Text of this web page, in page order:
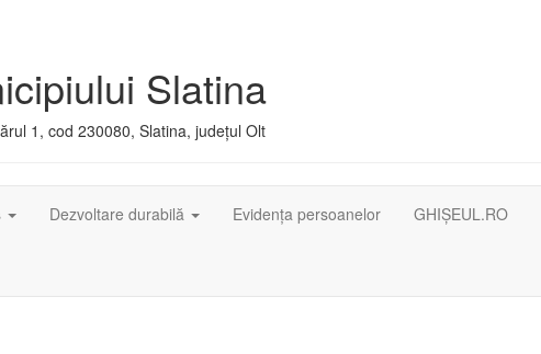
Slatina
1, cod 230080, Slatina, județul Olt
Dezvoltare durabilă Evidența persoanelor GHIȘEUL.RO